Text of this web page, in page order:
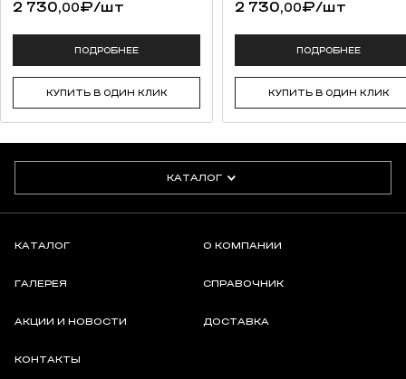
2 730,00₽/шт
ПОДРОБНЕЕ
КУПИТЬ В ОДИН КЛИК
2 730,00₽/шт
ПОДРОБНЕЕ
КУПИТЬ В ОДИН КЛИК
КАТАЛОГ
КАТАЛОГ О КОМПАНИИ
ГАЛЕРЕЯ СПРАВОЧНИК
АКЦИИ И НОВОСТИ ДОСТАВКА
КОНТАКТЫ